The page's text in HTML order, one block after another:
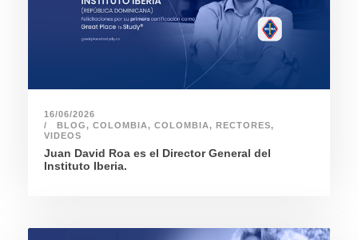
16/06/2026
BLOG, COLOMBIA, COLOMBIA, RECTORES,
VIDEOS
Juan David Roa es el Director General del
Instituto Iberia.